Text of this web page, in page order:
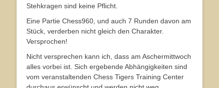
Stehkragen sind keine Pflicht.
Eine Partie Chess960, und auch 7 Runden davon am
Stück, verderben nicht gleich den Charakter.
Versprochen!
Nicht versprechen kann ich, dass am Aschermittwoch
alles vorbei ist. Sich ergebende Abhängigkeiten sind
vom veranstaltenden Chess Tigers Training Center